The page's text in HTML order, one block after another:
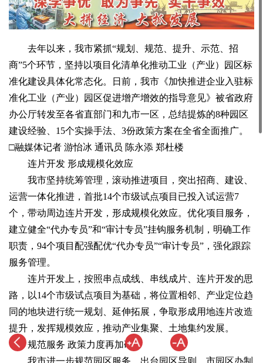
去年以来，我市紧抓“规划、规范、提升、示范、招
商”5个环节，坚持以项目化清单化推动工业（产业）园区标
准化建设具体化常态化。日前，我市《加快推进企业入驻标
准化工业（产业）园区促进增产增效的指导意见》被省政府
办公厅转发至各省直部门和九市一区，总结提炼的8种园区
建设经验、15个实操手法、3份政策方案在全省全面推广。
□融媒体记者 游怡冰 通讯员 陈永添 郑杜楼
连片开发 形成规模化效应
我市坚持统筹管理，滚动推进项目，突出招商、建设、
运营一体化推进，首批14个市级试点项目已投入试运营7
个，带动周边连片开发，形成规模化效应。优化项目服务，
建立健全“代办专员”和“审计专员”挂钩服务机制，明确工作
职责，94个项目配强配优“代办专员”“审计专员”，强化跟踪
服务管理。
连片开发上，按照串点成线、串线成片、连片开发的思
路，以14个市级试点项目为基础，将位置相邻、产业定位趋
同的地块进行统一规划、延伸拓展，争取形成用地连片改造
提升，发挥规模效应，推动产业集聚、土地集约发展。
规范服务 政策力度再加码
我市进一步规范园区服务，出台园区导则。市园区办制